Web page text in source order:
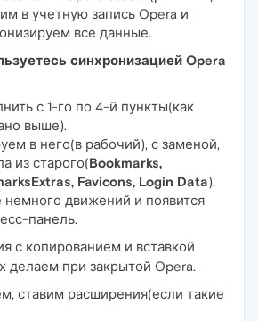
в учетную запись Opera и
все данные.
синхронизацией Opera
с 1-го по 4-й пункты(как
выше).
в него(в рабочий), с заменой,
из старого(Bookmarks,
Favicons, Login Data).
немного движений и появится
панель.
с копированием и вставкой
делаем при закрытой Opera.
ставим расширения(если такие